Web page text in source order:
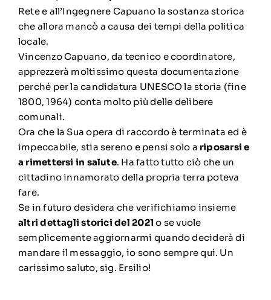
Rete e all’Ingegnere Capuano la sostanza storica
che allora mancò a causa dei tempi della politica
locale.
Vincenzo Capuano, da tecnico e coordinatore,
apprezzerà moltissimo questa documentazione
perché per la candidatura UNESCO la storia (fine
1800, 1964) conta molto più delle delibere
comunali.
Ora che la Sua opera di raccordo è terminata ed è
impeccabile, stia sereno e pensi solo a riposarsi e
a rimettersi in salute. Ha fatto tutto ciò che un
cittadino innamorato della propria terra poteva
fare.
Se in futuro desidera che verifichiamo insieme
altri dettagli storici del 2021 o se vuole
semplicemente aggiornarmi quando deciderà di
mandare il messaggio, io sono sempre qui. Un
carissimo saluto, sig. Ersilio!